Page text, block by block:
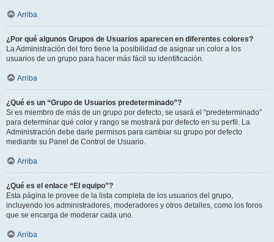
Arriba
¿Por qué algunos Grupos de Usuarios aparecen en diferentes colores?
La Administración del foro tiene la posibilidad de asignar un color a los
usuarios de un grupo para hacer más fácil su identificación.
Arriba
¿Qué es un “Grupo de Usuarios predeterminado”?
Si es miembro de más de un grupo por defecto, se usará el “predeterminado”
para determinar qué color y rango se mostrará por defecto en su perfil. La
Administración debe darle permisos para cambiar su grupo por defecto
mediante su Panel de Control de Usuario.
Arriba
¿Qué es el enlace “El equipo”?
Esta página le provee de la lista completa de los usuarios del grupo,
incluyendo los administradores, moderadores y otros detalles, como los foros
que se encarga de moderar cada uno.
Arriba